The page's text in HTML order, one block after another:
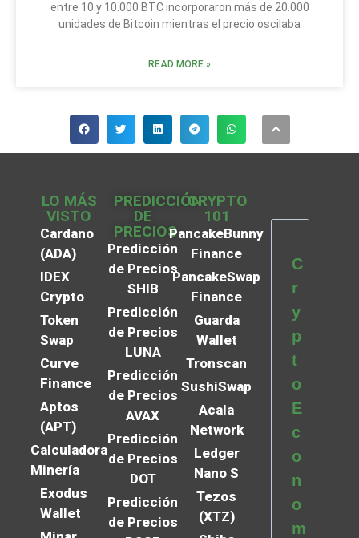
entre 10 y 10.000 BTC incorporaron más de 20.000
unidades de Bitcoin mientras el precio oscilaba
READ MORE »
LO MÁS
VISTO
Cardano
(ADA)
IDEX
Crypto
Token
Swap
Curve
Finance
Aptos
(APT)
Calculadora
Minería
Exodus
Wallet
PREDICCIÓN
DE
PRECIOS
Predicción
de Precios
SHIB
Predicción
de Precios
LUNA
Predicción
de Precios
AVAX
Predicción
de Precios
DOT
Predicción
de Precios
CRYPTO
101
PancakeBunny
Finance
PancakeSwap
Finance
Guarda
Wallet
Tronscan
SushiSwap
Acala
Network
Ledger
Nano S
Tezos
(XTZ)
C
r
y
p
t
o
E
c
o
n
o
m